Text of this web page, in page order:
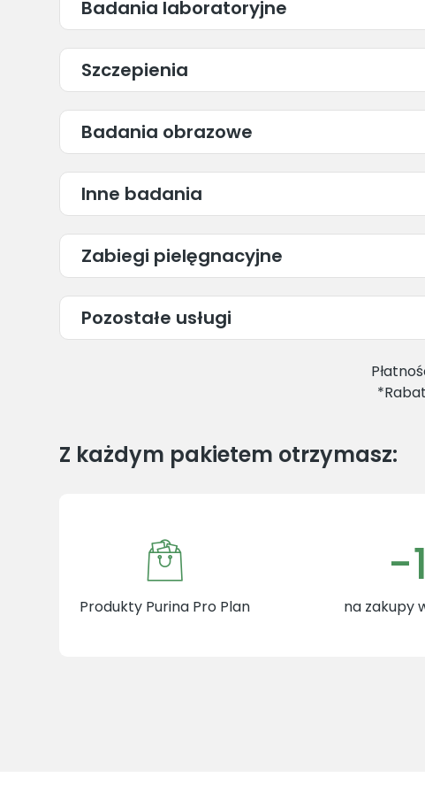
Badania laboratoryjne
Szczepienia
Badania obrazowe
Inne badania
Zabiegi pielęgnacyjne
Pozostałe usługi
Z każdym pakietem otrzymasz:
Produkty Purina Pro Plan
-
na zakupy